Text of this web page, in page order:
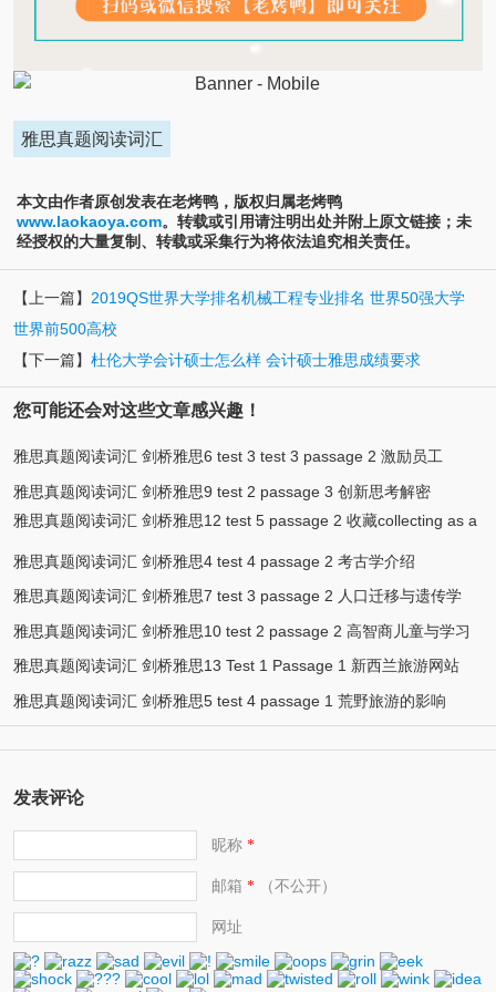
雅思真题阅读词汇
本文由作者原创发表在老烤鸭，版权归属老烤鸭
www.laokaoya.com。转载或引用请注明出处并附上原文链接；未
经授权的大量复制、转载或采集行为将依法追究相关责任。
【上一篇】 2019QS世界大学排名机械工程专业排名 世界50强大学
世界前500高校
【下一篇】 杜伦大学会计硕士怎么样 会计硕士雅思成绩要求
您可能还会对这些文章感兴趣！
雅思真题阅读词汇 剑桥雅思6 test 3 test 3 passage 2 激励员工
雅思真题阅读词汇 剑桥雅思9 test 2 passage 3 创新思考解密
雅思真题阅读词汇 剑桥雅思12 test 5 passage 2 收藏collecting as a
hobby
雅思真题阅读词汇 剑桥雅思4 test 4 passage 2 考古学介绍
雅思真题阅读词汇 剑桥雅思7 test 3 passage 2 人口迁移与遗传学
雅思真题阅读词汇 剑桥雅思10 test 2 passage 2 高智商儿童与学习
雅思真题阅读词汇 剑桥雅思13 Test 1 Passage 1 新西兰旅游网站
雅思真题阅读词汇 剑桥雅思5 test 4 passage 1 荒野旅游的影响
发表评论
昵称*
邮箱 *（不公开）
网址